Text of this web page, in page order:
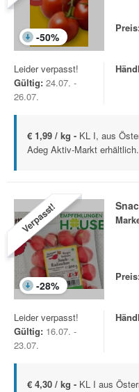
-50%
Leider verpasst!
Gültig: 24.07. -
26.07.
€ 1,99 / kg - KL I, aus
Adeg Aktiv-Markt erhältlich.
Verpasst!
-28%
Leider verpasst!
Gültig: 16.07. -
23.07.
€ 4,30 / kg - KL I aus